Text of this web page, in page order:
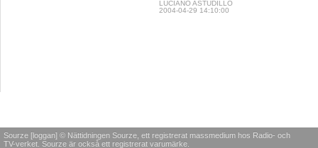
LUCIANO ASTUDILLO
2004-04-29 14:10:00
Sourze [loggan] © Nättidningen Sourze, ett registrerat massmedium hos Radio- och
TV-verket. Sourze är också ett registrerat varumärke.